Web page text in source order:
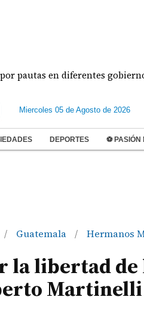
en diferentes gobiernos
Miercoles 05 de Agosto de 2026
DEPORTES ⚽
/ Guatemala / Hermanos
la libertad de